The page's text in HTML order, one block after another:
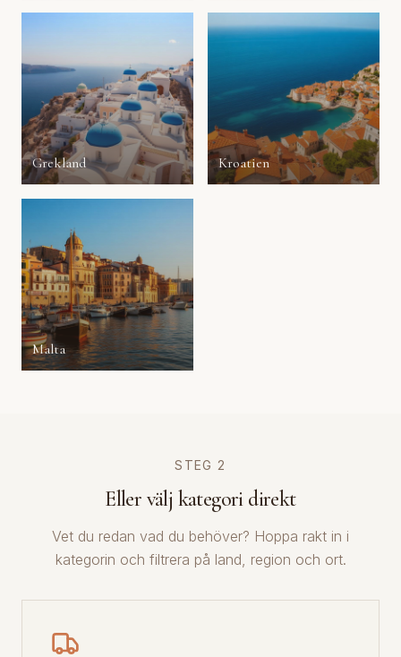
Grekland Kroatien
Malta
STEG 2
Eller välj kategori direkt
Vet du redan vad du behöver? Hoppa rakt in i
kategorin och filtrera på land, region och ort.